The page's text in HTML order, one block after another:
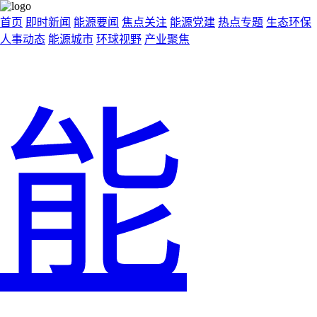
首页 即时新闻 能源要闻 焦点关注 能源党建 热点专题 生态环保
人事动态 能源城市 环球视野 产业聚焦
能